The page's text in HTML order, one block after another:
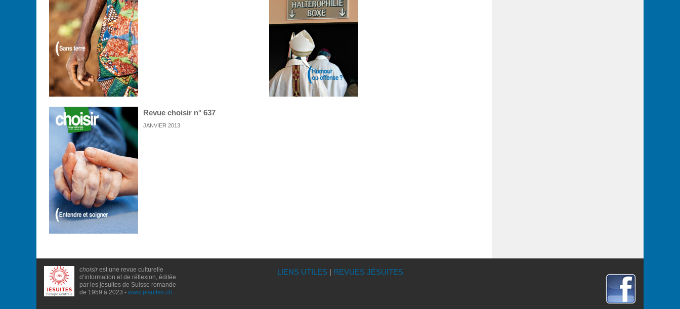
Revue choisir n° 637
JANVIER 2013
choisirest une revue culturelle
d’information et de réflexion, éditée
par les jésuites de Suisse romande
de 1959 à 2023 - www.jesuites.ch
LIENS UTILES| REVUES JÉSUITES